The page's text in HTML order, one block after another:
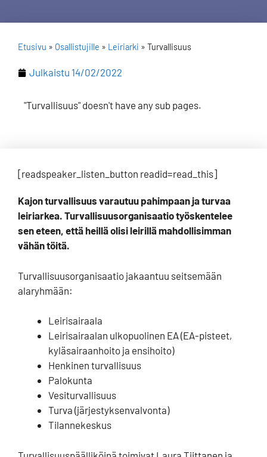
Etusivu » Osallistujille » Leiriarki » Turvallisuus
Julkaistu 14/02/2022
"Turvallisuus" doesn't have any sub pages.
[readspeaker_listen_button readid=read_this]
Kajon turvallisuus varautuu pahimpaan ja turvaa
leiriarkea. Turvallisuusorganisaatio työskentelee
sen eteen, että heillä olisi leirillä mahdollisimman
vähän töitä.
Turvallisuusorganisaatio jakaantuu seitsemään
alaryhmään:
Leirisairaala
Leirisairaalan ulkopuolinen EA (EA-pisteet,
kyläsairaanhoito ja ensihoito)
Henkinen turvallisuus
Palokunta
Vesiturvallisuus
Turva (järjestyksenvalvonta)
Tilannekeskus